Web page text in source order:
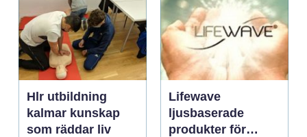
Hlr utbildning
kalmar kunskap
som räddar liv
Lifewave
ljusbaserade
produkter för